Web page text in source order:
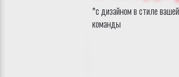
*с дизайном в стиле вашей
команды